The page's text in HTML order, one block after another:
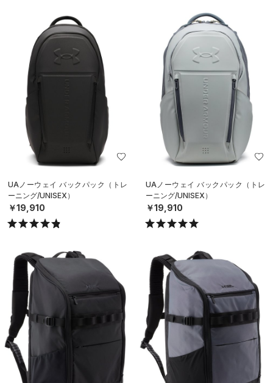
UAノーウェイ バックパック（トレ
ーニング/UNISEX）
￥19,910
UAノーウェイ バックパック（トレ
ーニング/UNISEX）
￥19,910